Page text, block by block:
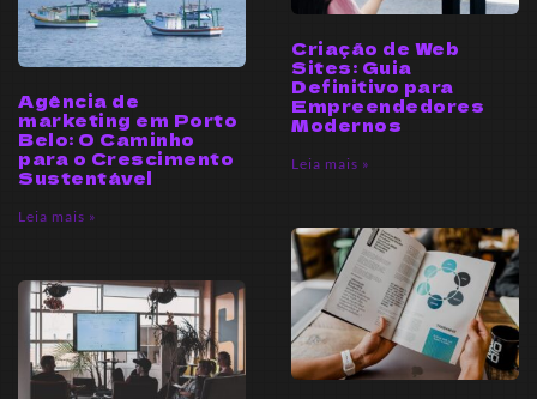
Agência de
marketing em Porto
Belo: O Caminho
para o Crescimento
Sustentável
Leia mais »
Criação de Web
Sites: Guia
Definitivo para
Empreendedores
Modernos
Leia mais »